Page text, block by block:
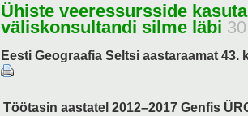
Ühiste veeressursside
väliskonsultandi silme läbi
Eesti Geograafia Seltsi aastaraamat 43.
Töötasin aastatel 2012–2017 Genfis